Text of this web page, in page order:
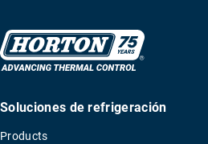
Soluciones de refrigeración
Products